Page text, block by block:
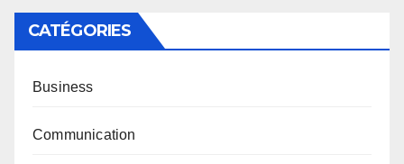
CATÉGORIES
Business
Communication